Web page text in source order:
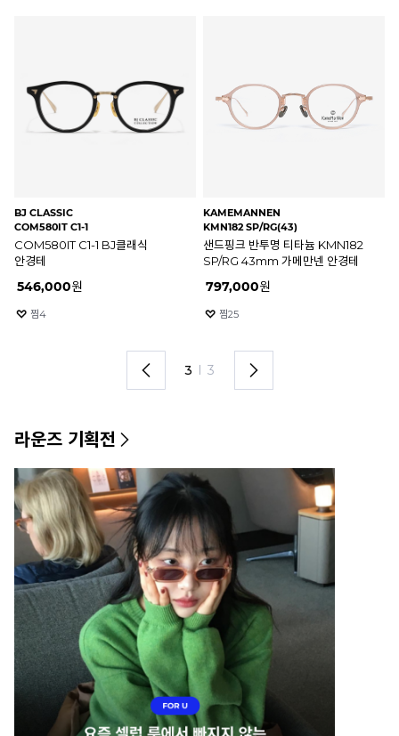
RAY-BAN
RB7140 2000(51)
블랙&골드 RB7140 2000 51mm
레이밴 안경테
20%209,600
찜854
RAY-BAN
RB7140 2000(49)
블랙&골드 RB7140 2000
49mm 레이밴 안경테
20%209,600
찜1675
1 I 3
라운즈 기획전